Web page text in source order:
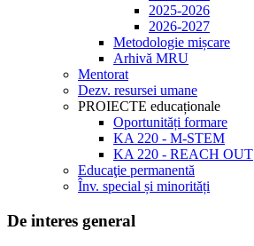
2025-2026
2026-2027
Metodologie mișcare
Arhivă MRU
Mentorat
Dezv. resursei umane
PROIECTE educaționale
Oportunități formare
KA 220 - M-STEM
KA 220 - REACH OUT
Educaţie permanentă
Înv. special și minorități
De interes general